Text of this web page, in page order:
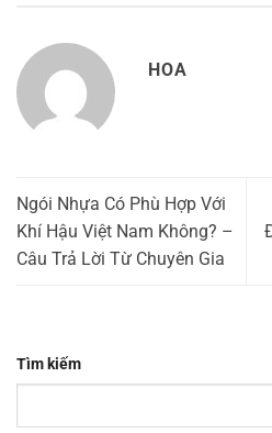
HOA
Ngói Nhựa Có Phù Hợp Với
Khí Hậu Việt Nam Không? –
Câu Trả Lời Từ Chuyên Gia
Tìm kiếm